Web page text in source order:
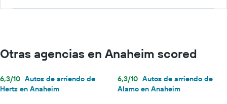
Otras agencias en Anaheim scored
6,3/10 Autos de arriendo de
Hertz en Anaheim
6,3/10 Autos de arriendo de
Alamo en Anaheim